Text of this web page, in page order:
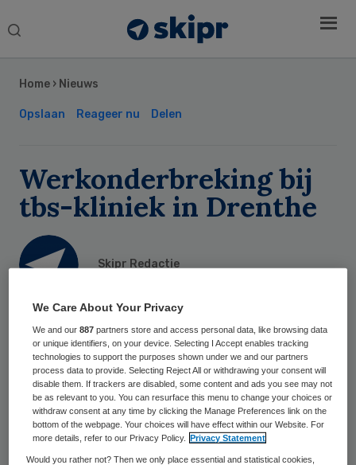
Search
Home › Nieuws
Opslaan Reageer nu Delen
Werkonderbreking bij
tbs-kliniek in Drenthe
Skipr Redactie
16 september 2019,09:14
43 keer gelezen
Personeel van de tbs-kliniek Hoeve
Boschoord in Drenthe voert volgens De
Telegraaf maandagochtend crisisoverleg
met de directie en legt kort het werk neer.
Sidebar
We Care About Your Privacy
We and our887 partners store and access personal data, like browsing data
or unique identifiers, on your device. Selecting I Accept enables tracking
technologies to support the purposes shown under we and our partners
process data to provide. Selecting Reject All or withdrawing your consent will
disable them. If trackers are disabled, some content and ads you see may not
be as relevant to you. You can resurface this menu to change your choices or
withdraw consent at any time by clicking the Manage Preferences link on the
bottom of the webpage. Your choices will have effect within our Website. For
more details, refer to our Privacy Policy.
Privacy Statement
Would you rather not? Then we only place essential and statistical cookies,